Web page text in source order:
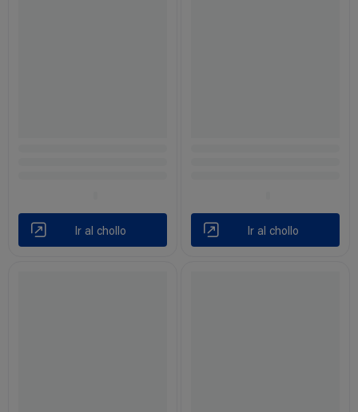
Ir al chollo Ir al chollo